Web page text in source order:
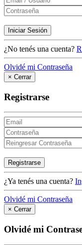
Iniciar Sesión
¿No tenés una cuenta?
Olvidé mi Contraseña
× Cerrar
Registrarse
Registrarse
¿Ya tenés una cuenta?
Olvidé mi Contraseña
× Cerrar
Olvidé mi